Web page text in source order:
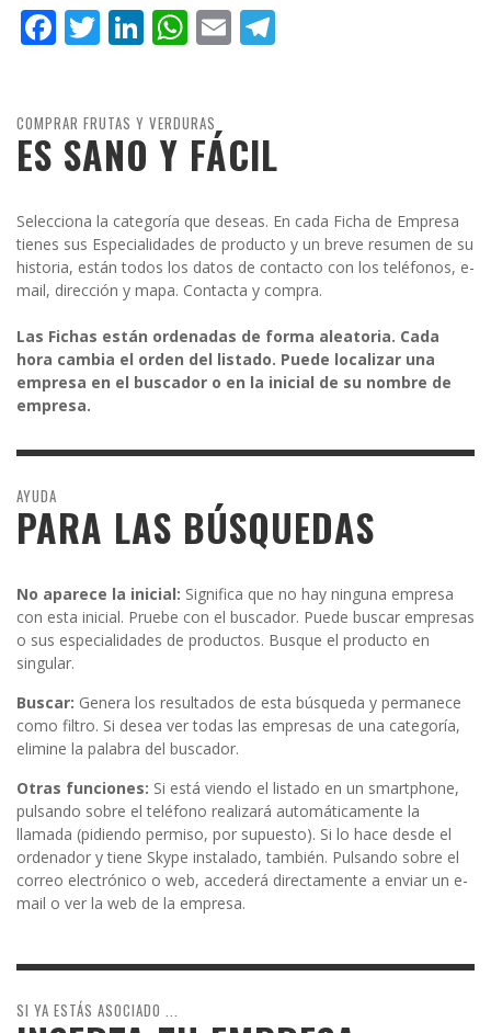
Facebook
Twitter
LinkedIn
WhatsApp
Email
COMPRAR FRUTAS Y VERDURAS
ES SANO Y FÁCIL
Selecciona la categoría que deseas. En cada Ficha de Empresa
tienes sus Especialidades de producto y un breve resumen de su
historia, están todos los datos de contacto con los teléfonos, e-
mail, dirección y mapa. Contacta y compra.
Las Fichas están ordenadas de forma aleatoria. Cada
hora cambia el orden del listado. Puede localizar una
empresa en el buscador o en la inicial de su nombre de
empresa.
AYUDA
PARA LAS BÚSQUEDAS
No aparece la inicial: Significa que no hay ninguna empresa
con esta inicial. Pruebe con el buscador. Puede buscar empresas
o sus especialidades de productos. Busque el producto en
singular.
Buscar: Genera los resultados de esta búsqueda y permanece
como filtro. Si desea ver todas las empresas de una categoría,
elimine la palabra del buscador.
Otras funciones: Si está viendo el listado en un smartphone,
pulsando sobre el teléfono realizará automáticamente la
llamada (pidiendo permiso, por supuesto). Si lo hace desde el
ordenador y tiene Skype instalado, también. Pulsando sobre el
correo electrónico o web, accederá directamente a enviar un e-
mail o ver la web de la empresa.
SI YA ESTÁS ASOCIADO ...